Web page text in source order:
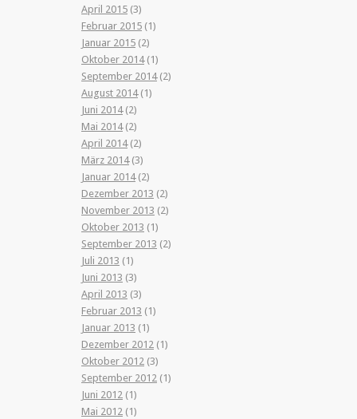
April 2015 (3)
Februar 2015 (1)
Januar 2015 (2)
Oktober 2014(1)
September 2014(2)
August 2014(1)
Juni 2014(2)
Mai 2014(2)
April 2014(2)
März 2014(3)
Januar 2014(2)
Dezember 2013 (2)
November 2013 (2)
Oktober 2013 (1)
September 2013 (2)
Juli 2013 (1)
Juni 2013 (3)
April 2013 (3)
Februar 2013 (1)
Januar 2013 (1)
Dezember 2012 (1)
Oktober 2012 (3)
September 2012 (1)
Juni 2012 (1)
Mai 2012 (1)